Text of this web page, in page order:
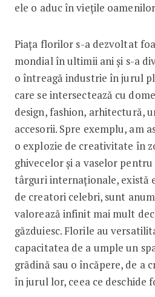
ele o aduc în viețile
Piața florilor s-a dezvoltat
mondial în ultimii ani și s-a
o întreagă industrie în jurul
care se intersectează cu
design, fashion, arhitectură,
accesorii. Spre exemplu, am
o explozie de creativitate în
ghivecelor și a vaselor
târguri internaționale, există
de creatori celebri, sunt
valorează infinit mai mult
găzduiesc. Florile au
capacitatea de a umple un
grădină sau o încăpere, de a
în jurul lor, ceea ce